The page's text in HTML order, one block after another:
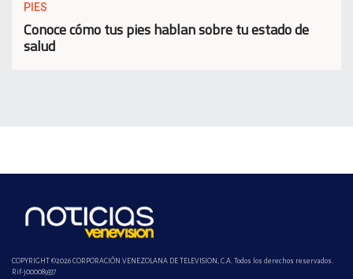
PIES
Conoce cómo tus pies hablan sobre tu estado de
salud
COPYRIGHT ©2026 CORPORACIÓN VENEZOLANA DE TELEVISION, C.A. Todos los derechos reservados.
Rif-j000089337